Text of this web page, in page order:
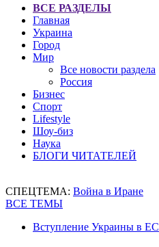
ВСЕ РАЗДЕЛЫ
Главная
Украина
Город
Мир
Все новости раздела
Россия
Бизнес
Спорт
Lifestyle
Шоу-биз
Наука
БЛОГИ ЧИТАТЕЛЕЙ
СПЕЦТЕМА: Война в Иране
ВСЕ ТЕМЫ
Вступление Украины в ЕС